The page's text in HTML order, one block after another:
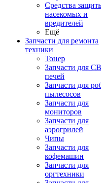
Средства
насекомых и
вредителей
Ещё
Запчасти для ремонта
техники
Тонер
Запчасти для
печей
Запчасти для
пылесосов
Запчасти для
мониторов
Запчасти для
аэрогрилей
Чипы
Запчасти для
кофемашин
Запчасти для
оргтехники